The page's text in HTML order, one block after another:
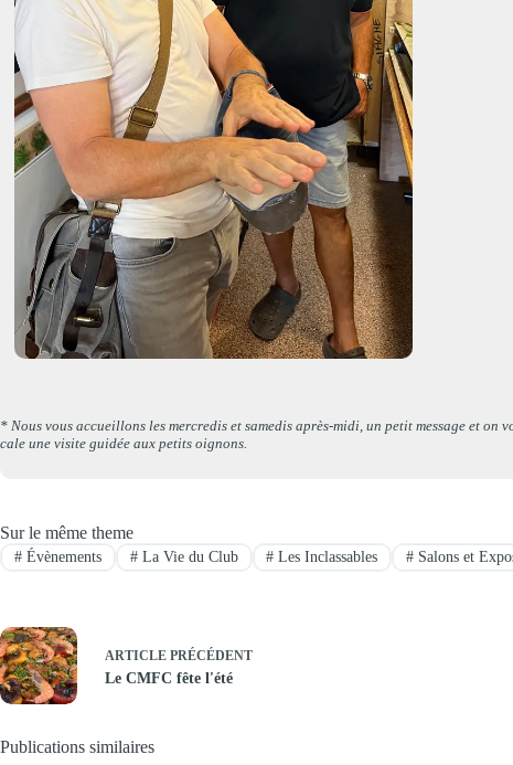
* Nous vous accueillons les mercredis et samedis après-midi, un petit message et on
cale une visite guidée aux petits oignons.
Sur le même theme
#Évènements #La Vie du Club # Les Inclassables # Salons et
ARTICLE PRÉCÉDENT
Le CMFC fête l'été
Publications similaires